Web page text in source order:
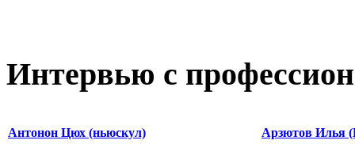
Интервью с
Антонон Цюх (ньюскул) Арзютов Илья